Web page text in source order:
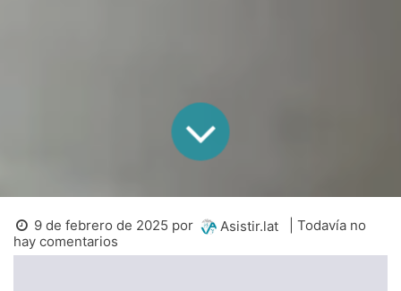
9 de febrero de 2025 por Asistir.lat
| Todavía no
hay comentarios